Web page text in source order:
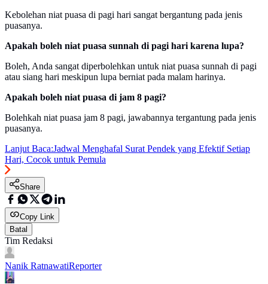
Kebolehan niat puasa di pagi hari sangat bergantung pada jenis
puasanya.
Apakah boleh niat puasa sunnah di pagi hari karena lupa?
Boleh, Anda sangat diperbolehkan untuk niat puasa sunnah di pagi
atau siang hari meskipun lupa berniat pada malam harinya.
Apakah boleh niat puasa di jam 8 pagi?
Bolehkah niat puasa jam 8 pagi, jawabannya tergantung pada jenis
puasanya.
Lanjut Baca:Jadwal Menghafal Surat Pendek yang Efektif Setiap
Hari, Cocok untuk Pemula
Share
Copy Link
Batal
Tim Redaksi
Nanik RatnawatiReporter